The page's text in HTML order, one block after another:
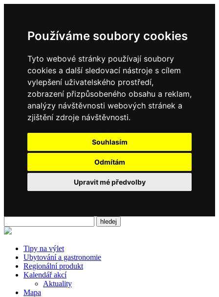
Používáme soubory cookies
Tyto webové stránky používají soubory
cookies a další sledovací nástroje s cílem
vylepšení uživatelského prostředí,
zobrazení přizpůsobeného obsahu a reklam,
analýzy návštěvnosti webových stránek a
zjištění zdroje návštěvnosti.
Souhlasím
Odmítám
Upravit mé předvolby
Tipy na výlet
Ubytování a gastronomie
Regionální produkt
Kalendář akcí
Aktuality
Mapa